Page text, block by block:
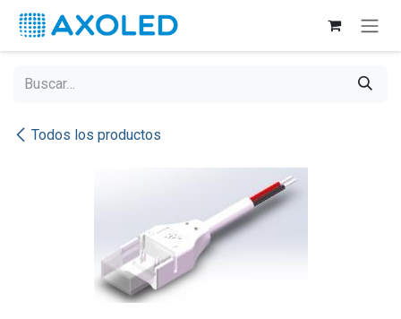
Ir al contenido
Todos los productos